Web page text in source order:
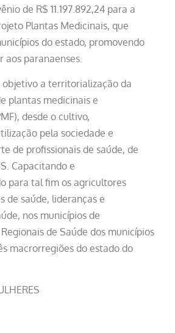
de R$ 11.197.892,24 para a
Plantas Medicinais, que
do estado, promovendo
aos paranaenses.
a territorialização da
plantas medicinais e
desde o cultivo,
pela sociedade e
de profissionais de saúde, de
Capacitando e
para tal fim os agricultores
de saúde, lideranças e
nos municípios de
de Saúde dos municípios
macrorregiões do estado do